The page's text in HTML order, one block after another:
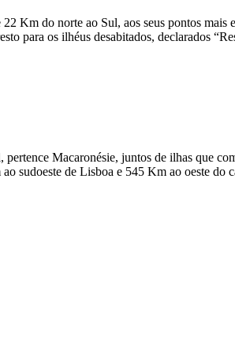
Km do norte ao Sul, aos seus pontos
para os ilhéus desabitados, declarados
Macaronésie, juntos de ilhas que
sudoeste de Lisboa e 545 Km ao oeste do